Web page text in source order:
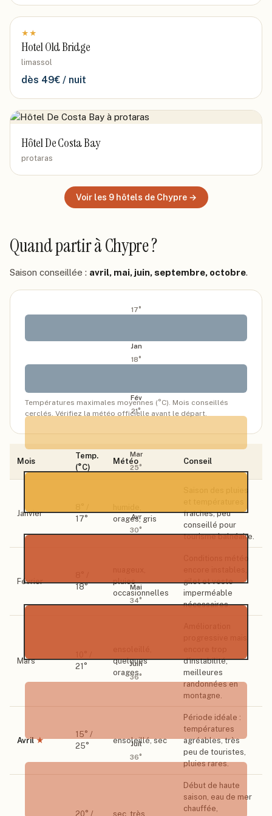
★ ★
Hotel Old Bridge
limassol
dès 49€ / nuit
Hôtel De Costa Bay
protaras
Voir les 9hôtels de Chypre→
Quand partirà Chypre?
Saison conseillée : avril, mai, juin, septembre, octobre.
17°
Jan
18°
Fév
21°
Mar
25°
Avr
30°
Mai
34°
Juin
36°
Juil
36°
Températures maximales moyennes (°C). Mois conseillés
cerclés. Vérifiez la météo officielle avant le départ.
Mois
Temp.
(°C)
Météo Conseil
Janvier
17°
orages, gris
fraîches, peu
conseillé pour
tourisme balnéaire.
Février
18°
pluies
occasionnelles
gilet et veste
imperméable
nécessaires.
Mars
21 °
quelques
orages
d'instabilité,
meilleures
randonnées en
montagne.
Avril ★
15° /
25°
ensoleillé, sec
Période idéale :
températures
agréables, très
peu de touristes,
pluies rares.
20° / sec, très
Début de haute
saison, eau de mer
chauffée,